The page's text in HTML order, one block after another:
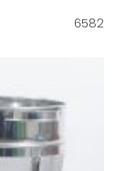
6582